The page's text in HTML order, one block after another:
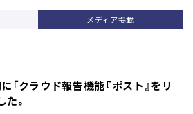
メディア掲載
に「クラウド報告機能『ポスト』をリ
。